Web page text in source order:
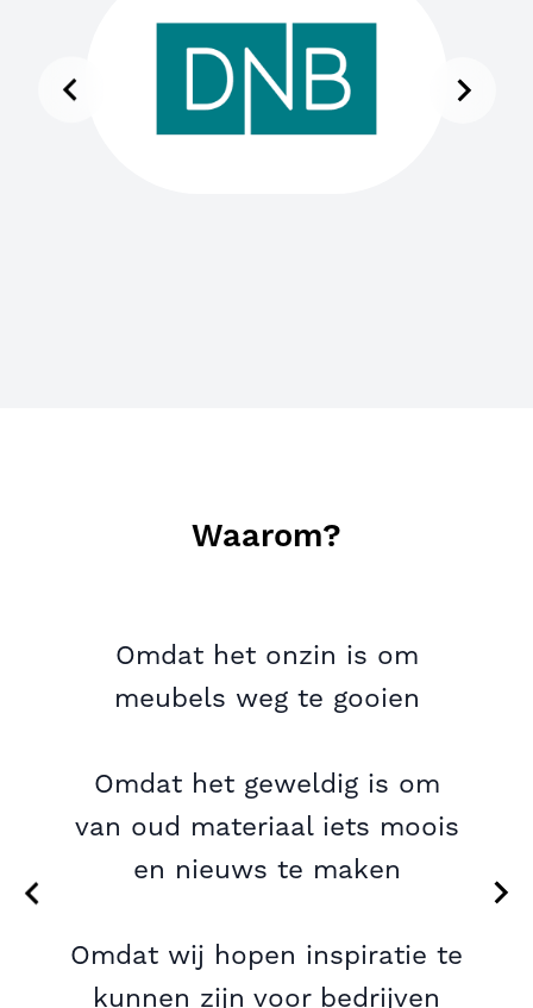
Waarom?
Omdat het onzin is om
meubels weg te gooien
Omdat het geweldig is om
van oud materiaal iets moois
en nieuws te maken
Omdat wij hopen inspiratie te
kunnen zijn voor bedrijven